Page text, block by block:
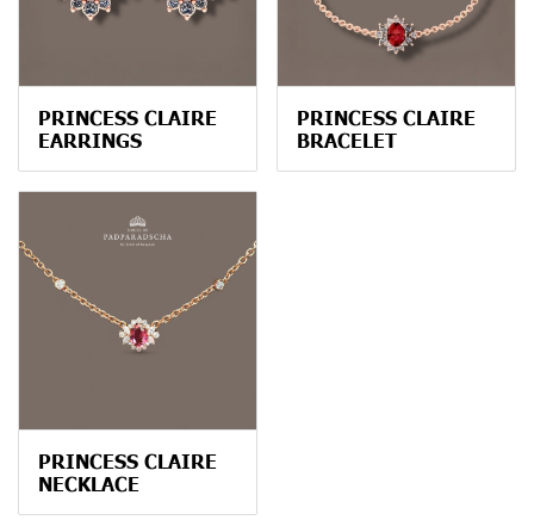
PRINCESS CLAIRE
EARRINGS
PRINCESS CLAIRE
BRACELET
PRINCESS CLAIRE
NECKLACE